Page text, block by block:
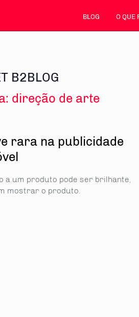
BLOG O QUE
B2BLOG
direção de arte
rara na publicidade
a um produto pode ser brilhante,
mostrar o produto.